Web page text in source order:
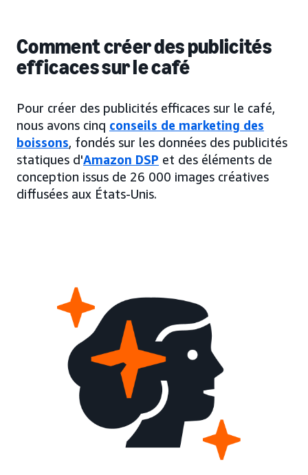
Comment créer des publicités
efficaces sur le café
Pour créer des publicités efficaces sur le café,
nous avons cinq conseils de marketing des
boissons, fondés sur les données des publicités
statiques d'Amazon DSP et des éléments de
conception issus de 26 000 images créatives
diffusées aux États-Unis.